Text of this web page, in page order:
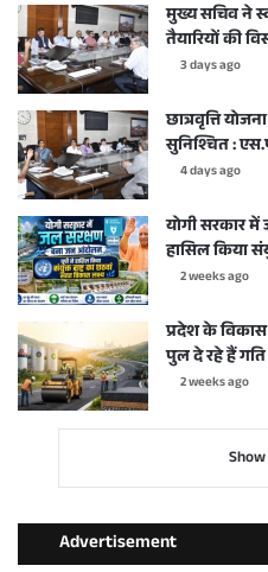
मुख्य सचिव ने
तैयारियों की
3 days ago
छात्रवृत्ति
सुनिश्चित :
4 days ago
योगी सरकार
हासिल किया
2 weeks ago
प्रदेश के
पुल दे रहे हैं गति
2 weeks ago
Advertisement